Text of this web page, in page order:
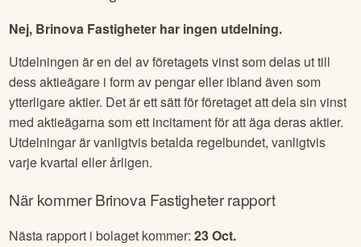
Nej, Brinova Fastigheter har ingen utdelning.
Utdelningen är en del av företagets vinst som delas ut till
dess aktieägare i form av pengar eller ibland även som
ytterligare aktier. Det är ett sätt för företaget att dela sin vinst
med aktieägarna som ett incitament för att äga deras aktier.
Utdelningar är vanligtvis betalda regelbundet, vanligtvis
varje kvartal eller årligen.
När kommerBrinova Fastigheterrapport
Nästa rapport i bolaget kommer:23 Oct.